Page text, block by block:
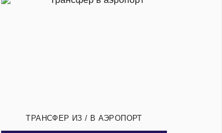
ТРАНСФЕР ИЗ / В АЭРОПОРТ